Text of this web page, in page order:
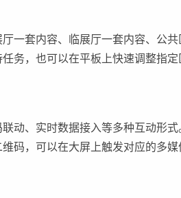
一套内容、临展厅一套内容、公
务，也可以在平板上快速调整指定
动、实时数据接入等多种互动形式
码，可以在大屏上触发对应的多